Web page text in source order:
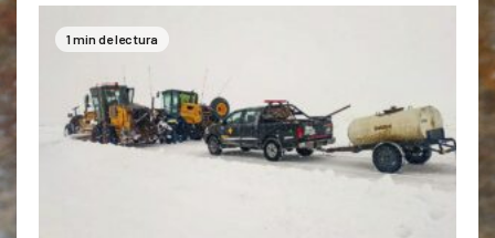
1 min de lectura